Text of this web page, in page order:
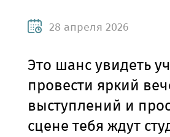
28 апреля 2026
Это шанс увидеть
провести яркий
выступлений и
сцене тебя ждут